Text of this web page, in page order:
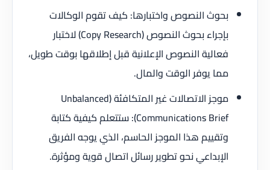
بحوث النصوص واختبارها: كيف تقوم الوكالات
بإجراء بحوث النصوص (Copy Research) لاختبار
فعالية النصوص الإعلانية قبل إطلاقها بوقت طويل،
مما يوفر الوقت والمال.
موجز الاتصالات غير المتكافئة (Unbalanced
Communications Brief): ستتعلم كيفية كتابة
وتقييم هذا الموجز الحاسم، الذي يوجه الفريق
الإبداعي نحو تطوير رسائل اتصال قوية ومؤثرة.